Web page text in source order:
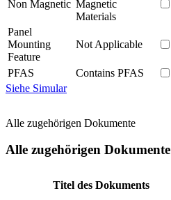
Non Magnetic Magnetic
Materials
Panel
Mounting
Feature
Not Applicable
PFAS
Contains PFAS
Siehe Simular
Alle zugehörigen Dokumente
Alle zugehörigen Dokumente
Titel des Dokuments